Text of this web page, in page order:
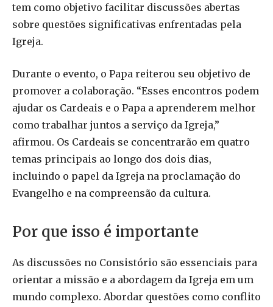
tem como objetivo facilitar discussões abertas
sobre questões significativas enfrentadas pela
Igreja.
Durante o evento, o Papa reiterou seu objetivo de
promover a colaboração. “Esses encontros podem
ajudar os Cardeais e o Papa a aprenderem melhor
como trabalhar juntos a serviço da Igreja,”
afirmou. Os Cardeais se concentrarão em quatro
temas principais ao longo dos dois dias,
incluindo o papel da Igreja na proclamação do
Evangelho e na compreensão da cultura.
Por que isso é importante
As discussões no Consistório são essenciais para
orientar a missão e a abordagem da Igreja em um
mundo complexo. Abordar questões como conflito